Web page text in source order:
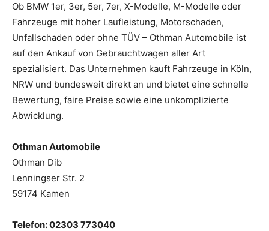
Ob BMW 1er, 3er, 5er, 7er, X-Modelle, M-Modelle oder
Fahrzeuge mit hoher Laufleistung, Motorschaden,
Unfallschaden oder ohne TÜV – Othman Automobile ist
auf den Ankauf von Gebrauchtwagen aller Art
spezialisiert. Das Unternehmen kauft Fahrzeuge in Köln,
NRW und bundesweit direkt an und bietet eine schnelle
Bewertung, faire Preise sowie eine unkomplizierte
Abwicklung.
Othman Automobile
Othman Dib
Lenningser Str. 2
59174 Kamen
Telefon: 02303 773040